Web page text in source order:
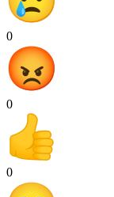
0
0
0